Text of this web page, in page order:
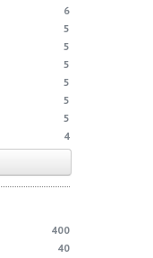
6
5
5
5
5
5
5
4
400
40